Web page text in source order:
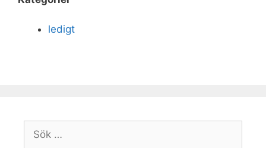
ledigt